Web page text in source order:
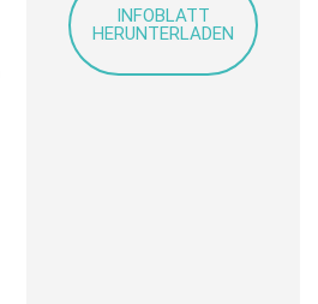
INFOBLATT
HERUNTERLADEN